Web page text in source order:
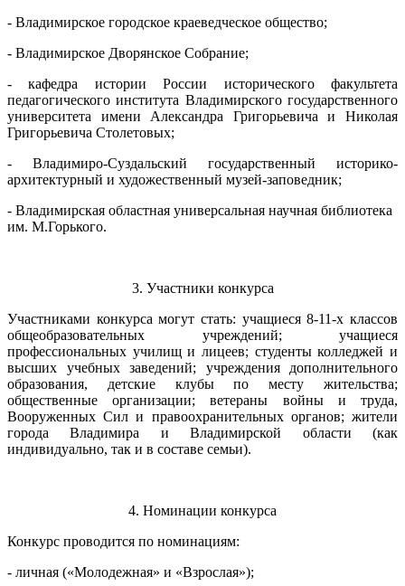
- Владимирское городское краеведческое общество;
- Владимирское Дворянское Собрание;
- кафедра истории России исторического факультета
педагогического института Владимирского государственного
университета имени Александра Григорьевича и Николая
Григорьевича Столетовых;
- Владимиро-Суздальский государственный историко-
архитектурный и художественный музей-заповедник;
- Владимирская областная универсальная научная библиотека
им. М.Горького.
3. Участники конкурса
Участниками конкурса могут стать: учащиеся 8-11-х классов
общеобразовательных учреждений; учащиеся
профессиональных училищ и лицеев; студенты колледжей и
высших учебных заведений; учреждения дополнительного
образования, детские клубы по месту жительства;
общественные организации; ветераны войны и труда,
Вооруженных Сил и правоохранительных органов; жители
города Владимира и Владимирской области (как
индивидуально, так и в составе семьи).
4. Номинации конкурса
Конкурс проводится по номинациям:
- личная («Молодежная» и «Взрослая»);